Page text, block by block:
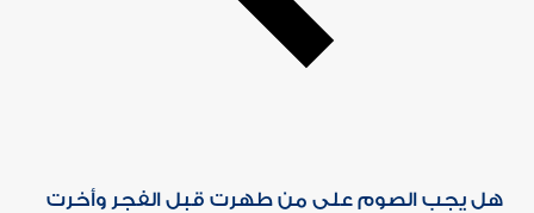
هل يجب الصوم على من طهرت قبل الفجر وأخرت